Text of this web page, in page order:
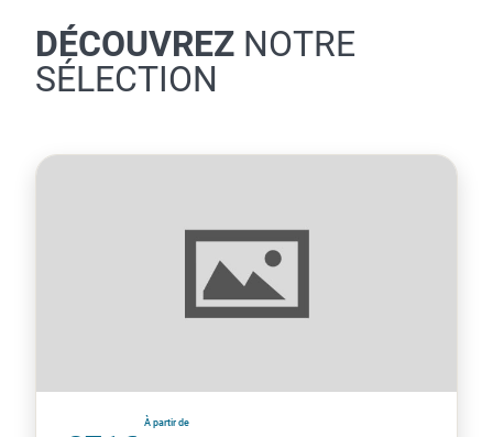
DÉCOUVREZ NOTRE
SÉLECTION
À partir de